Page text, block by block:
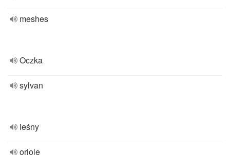
meshes
Oczka
sylvan
leśny
oriole